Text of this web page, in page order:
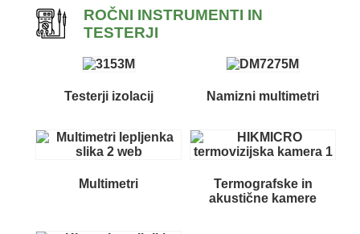
ROČNI INSTRUMENTI IN
TESTERJI
Testerji izolacij Namizni multimetri
Multimetri
Termografske in
akustične kamere